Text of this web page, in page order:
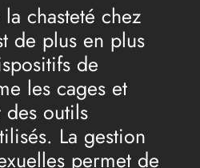
chasteté chez
de plus en plus
de
les cages et
outils
La gestion
permet de